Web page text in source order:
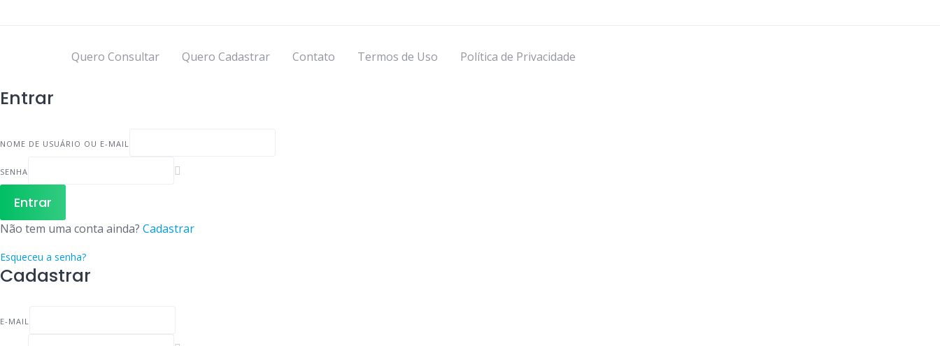
Quero Consultar Quero Cadastrar Contato Termos de Uso Política de Privacidade
Entrar
NOME DE USUÁRIO OU E-MAIL
SENHA
Entrar
Não tem uma conta ainda? Cadastrar
Esqueceu a senha?
Cadastrar
E-MAIL